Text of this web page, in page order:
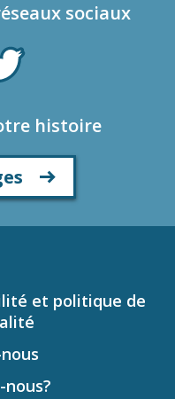
sociaux
histoire
et politique de
nous?